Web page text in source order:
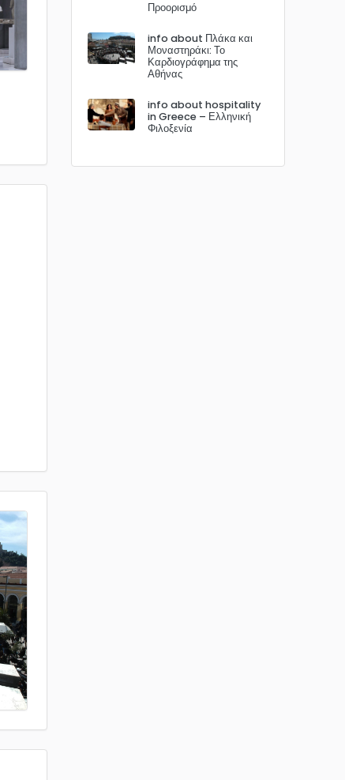
Προορισμό
info about Πλάκα και
Μοναστηράκι: Το
Καρδιογράφημα της
Αθήνας
info about hospitality
in Greece – Ελληνική
Φιλοξενία